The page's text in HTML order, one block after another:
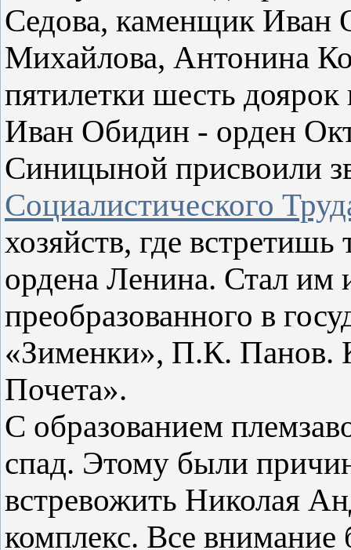
Седова, каменщик
Михайлова, Антонина
пятилетки шесть
Иван Обидин - орден
Синицыной присвоили
Социалистического
хозяйств, где встретишь
ордена Ленина. Стал им
преобразованного в
«Зименки», П.К. Панов.
Почета».
С образованием
спад. Этому были
встревожить Николая
комплекс. Все